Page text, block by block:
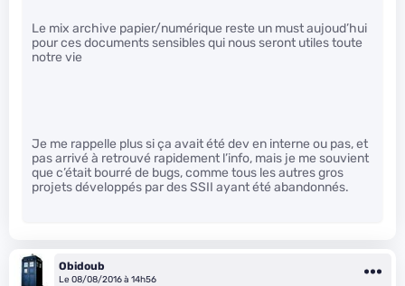
Le mix archive papier/numérique reste un must aujoud’hui
pour ces documents sensibles qui nous seront utiles toute
notre vie
Je me rappelle plus si ça avait été dev en interne ou pas, et
pas arrivé à retrouvé rapidement l’info, mais je me souvient
que c’était bourré de bugs, comme tous les autres gros
projets développés par des SSII ayant été abandonnés.
Obidoub
Le 08/08/2016 à 14h56